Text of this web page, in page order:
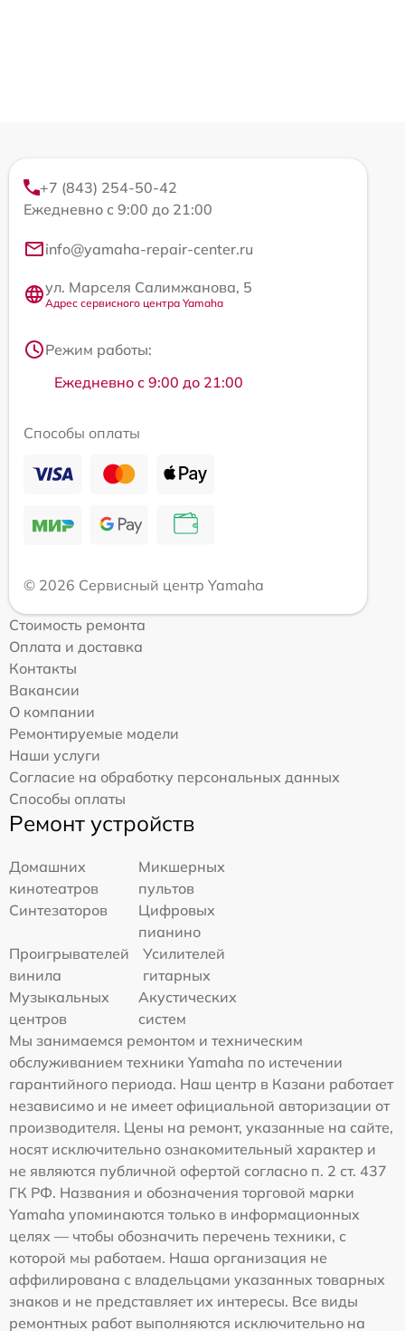
+7 (843) 254-50-42
Ежедневно с 9:00 до 21:00
info@yamaha-repair-center.ru
ул. Марселя Салимжанова, 5
Адрес сервисного центра Yamaha
Режим работы:
Ежедневно с 9:00 до 21:00
Способы оплаты
© 2026 Сервисный центр Yamaha
Стоимость ремонта
Оплата и доставка
Контакты
Вакансии
О компании
Ремонтируемые модели
Наши услуги
Согласие на обработку персональных данных
Способы оплаты
Ремонт устройств
Домашних
кинотеатров
Микшерных
пультов
Синтезаторов
Цифровых
пианино
Проигрывателей
винила
Усилителей
гитарных
Музыкальных
центров
Акустических
систем
Мы занимаемся ремонтом и техническим
обслуживанием техники Yamaha по истечении
гарантийного периода. Наш центр в Казани работает
независимо и не имеет официальной авторизации от
производителя. Цены на ремонт, указанные на сайте,
носят исключительно ознакомительный характер и
не являются публичной офертой согласно п. 2 ст. 437
ГК РФ. Названия и обозначения торговой марки
Yamaha упоминаются только в информационных
целях — чтобы обозначить перечень техники, с
которой мы работаем. Наша организация не
аффилирована с владельцами указанных товарных
знаков и не представляет их интересы. Все виды
ремонтных работ выполняются исключительно на